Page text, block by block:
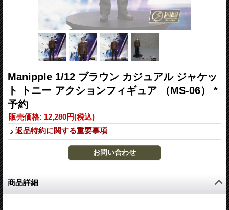
Manipple 1/12 ブラウン カジュアル ジャケッ
ト トニー アクションフィギュア （MS-06） *
予約
販売価格: 12,280円(税込)
返品特約に関する重要事項
商品詳細